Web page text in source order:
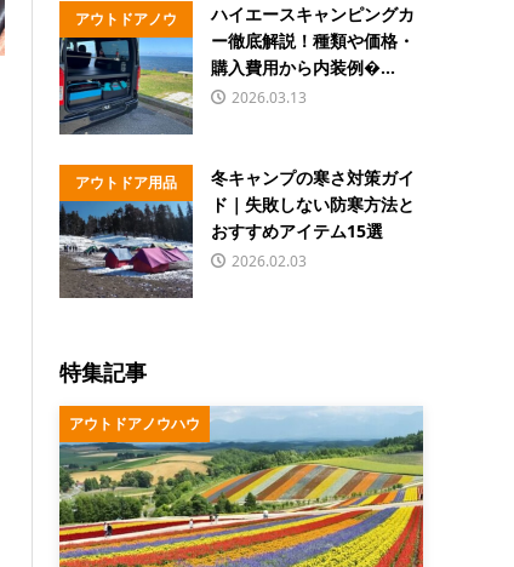
アウトドアノウ
ハウ
ハイエースキャンピングカ
ー徹底解説！種類や価格・
購入費用から内装例�...
2026.03.13
アウトドア用品
冬キャンプの寒さ対策ガイ
ド｜失敗しない防寒方法と
おすすめアイテム15選
2026.02.03
特集記事
アウトドアノウハウ